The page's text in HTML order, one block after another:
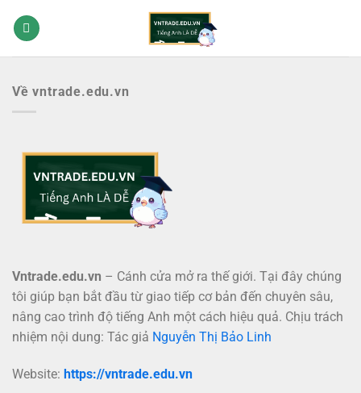
qua
Về vntrade.edu.vn
Vntrade.edu.vn – Cánh cửa mở ra thế giới. Tại đây chúng
tôi giúp bạn bắt đầu từ giao tiếp cơ bản đến chuyên sâu,
nâng cao trình độ tiếng Anh một cách hiệu quả. Chịu trách
nhiệm nội dung: Tác giả Nguyễn Thị Bảo Linh
Website: https://vntrade.edu.vn